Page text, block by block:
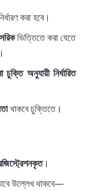
করা হবে।
ভিত্তিতে করা যেতে
চুক্তি অনুযায়ী নির্ধারিত
থাকবে চুক্তিতে।
।
উল্লেখ থাকবে—